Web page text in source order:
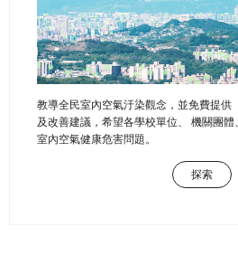
教導全民室內空氣汙染觀念，並免費提供
及改善建議，希望各學校單位、 機關團
室內空氣健康危害問題。
探索